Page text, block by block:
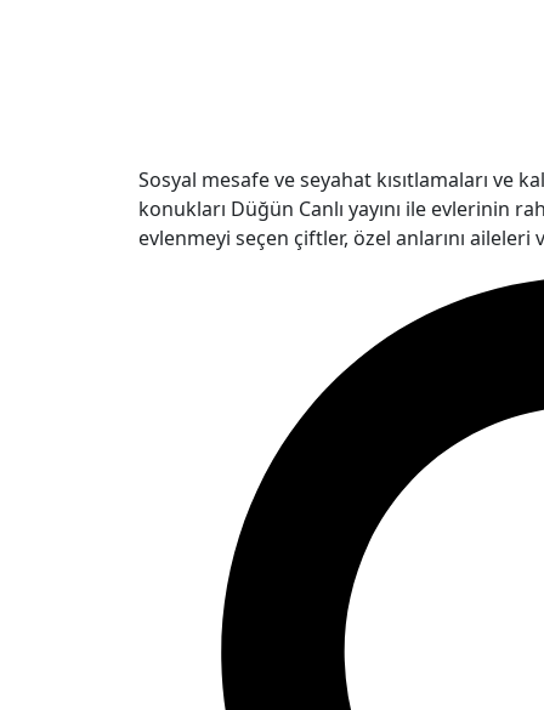
Sosyal mesafe ve seyahat kısıtlamaları ve
konukları Düğün Canlı yayını ile evlerinin
evlenmeyi seçen çiftler, özel anlarını aileleri